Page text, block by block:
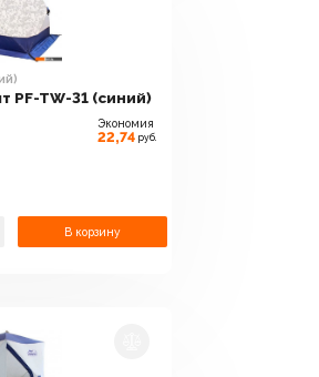
PF-TW-31 (синий)
Экономия
22,74 руб.
В корзину